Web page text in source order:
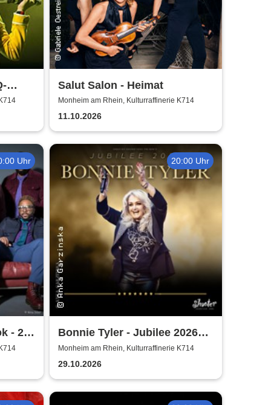
Salut Salon - Heimat
Monheim am Rhein, Kulturraffinerie K714
11.10.2026
Uhr
- 25
20:00 Uhr
Bonnie Tyler - Jubilee 2026
Tournee
Monheim am Rhein, Kulturraffinerie K714
29.10.2026